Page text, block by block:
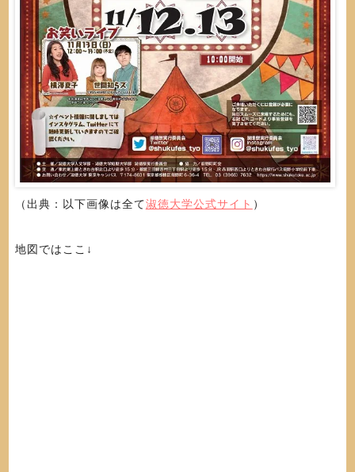
（出典：以下画像は全て淑徳大学公式サイト ）
地図ではここ↓